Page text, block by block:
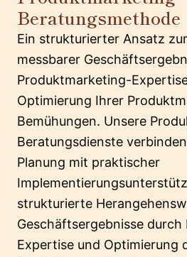
Beratungsmethode
Ein strukturierter Ansatz
messbarer
Produktmarketing-
Optimierung Ihrer
Bemühungen. Unsere
Beratungsdienste
Planung mit praktischer
strukturierte
Geschäftsergebnisse
Expertise und Optimierung